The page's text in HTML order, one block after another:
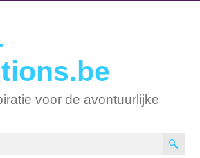
voor de avontuurlijke